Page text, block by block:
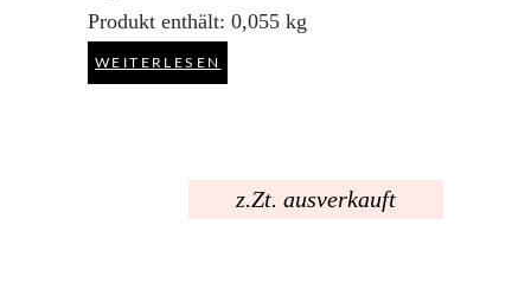
Produkt enthält: 0,055 kg
WEITERLESEN
z.Zt. ausverkauft